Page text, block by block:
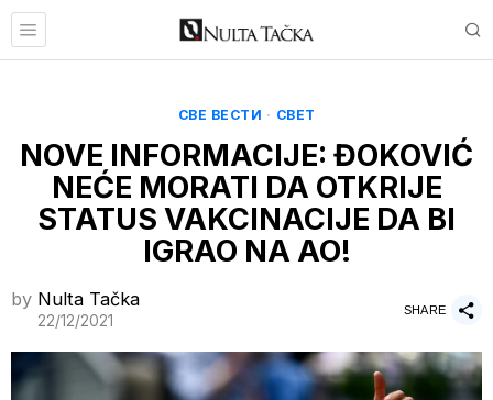
СВЕ ВЕСТИ · СВЕТ
NOVE INFORMACIJE: ĐOKOVIĆ
NEĆE MORATI DA OTKRIJE
STATUS VAKCINACIJE DA BI
IGRAO NA AO!
by Nulta Tačka
22/12/2021
SHARE